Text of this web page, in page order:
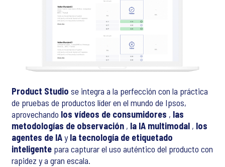
Product Studio se integra a la perfección con la práctica
de pruebas de productos líder en el mundo de Ipsos,
aprovechando los vídeos de consumidores , las
metodologías de observación , la IA multimodal , los
agentes de IAyla tecnología de etiquetado
inteligente para capturar el uso auténtico del producto con
rapidez y a gran escala.